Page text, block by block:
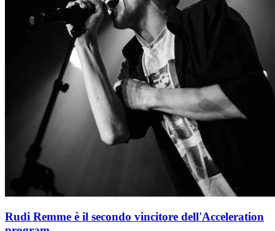
Rudi Remme è il secondo vincitore dell'Acceleration